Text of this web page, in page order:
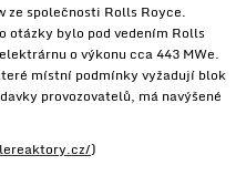
ze společnosti Rolls Royce.
bylo pod vedením Rolls
o výkonu cca 443 MWe.
místní podmínky vyžadují blok
provozovatelů, má navýšené
)